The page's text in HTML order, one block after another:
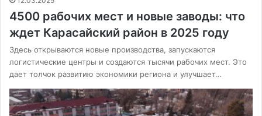
4500 рабочих мест и новые заводы: что
ждет Карасайский район в 2025 году
Здесь открываются новые производства, запускаются
логистические центры и создаются тысячи рабочих мест. Это
дает толчок развитию экономики региона и улучшает…